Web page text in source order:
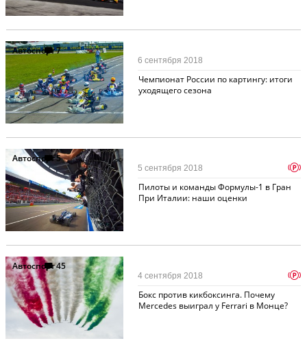
Автоспорт7
Чемпионат России по картингу: итоги
уходящего сезона
6 сентября 2018
Автоспорт5
Пилоты и команды Формулы-1 в Гран
При Италии: наши оценки
5 сентября 2018 p
Автоспорт45
Бокс против кикбоксинга. Почему
Mercedes выиграл у Ferrari в Монце?
4 сентября 2018 p